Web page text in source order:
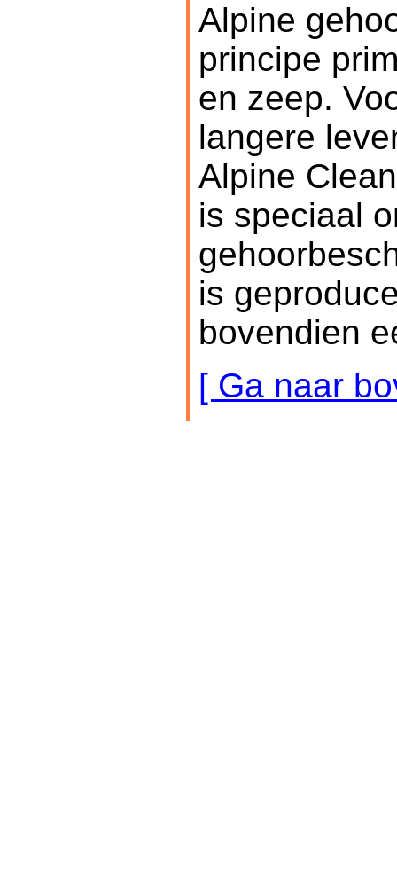
Alpine
principe
en zeep.
langere
Alpine
is speciaal
is
bovendien
[ Ga naar